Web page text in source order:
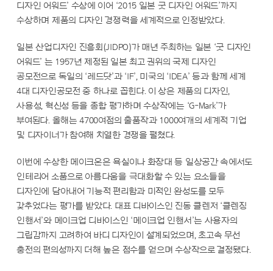
디자인 어워드’ 수상에 이어 ‘2015 일본 굿 디자인 어워드’까지
수상하며 제품의 디자인 경쟁력을 세계적으로 인정받았다.
일본 산업디자인 진흥회(JIDPO)가 매년 주최하는 일본 ‘굿 디자인
어워드’ 는 1957년 제정된 일본 최고 권위의 국제 디자인
공모전으로 독일의 ‘레드닷’과 ‘IF’, 미국의 ‘IDEA’ 등과 함께 세계
4대 디자인공모전 중 하나로 꼽힌다. 이 상은 제품의 디자인,
사용성, 혁신성 등을 종합 평가하며 수상작에는 ‘G-Mark’가
부여된다. 올해는 4700여점의 출품작과 1000여개의 세계적 기업
및 디자이너가 참여해 치열한 경쟁을 펼쳤다.
이번에 수상한 메이크온은 욕실이나 화장대 등 일상공간 속에서도
인테리어 소품으로 아름다움을 극대화할 수 있는 요소들을
디자인에 담아내어 기능적 편리함과 미적인 완성도를 모두
갖추었다는 평가를 받았다. 대표 디바이스인 진동 클렌저 ‘클렌징
인핸서’와 메이크업 디바이스인 ‘메이크업 인핸서’는 사용자의
그립감까지 고려하여 바디 디자인이 설계되었으며, 초고속 무선
충전의 편의성까지 더해 높은 점수를 얻으며 수상작으로 결정됐다.